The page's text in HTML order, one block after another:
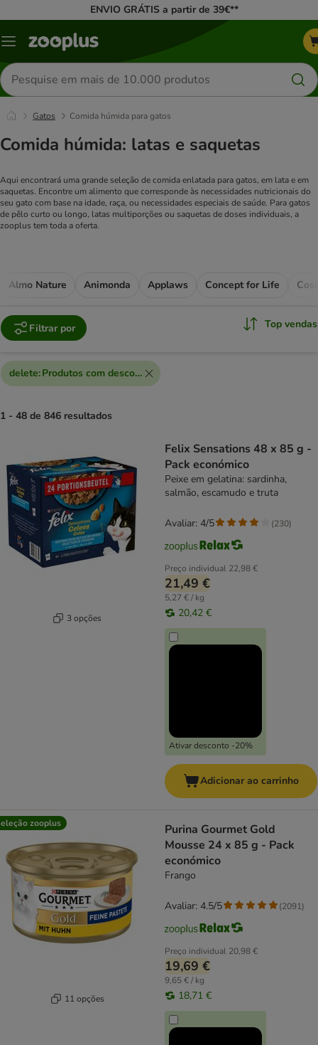
ENVIO GRÁTIS a partir de 39€**
Menu
Pesquisar
produtos
Gatos Comida húmida para gatos
Comida húmida: latas e saquetas
Aqui encontrará uma grande seleção de comida enlatada para gatos, em lata e em
saquetas. Encontre um alimento que corresponde às necessidades nutricionais do
seu gato com base na idade, raça, ou necessidades especiais de saúde. Para gatos
de pêlo curto ou longo, latas multiporções ou saquetas de doses individuais, a
zooplus tem toda a oferta.
Almo Nature Animonda Applaws Concept for Life
Filtrar por Top vendas
delete:Produtos com desconto extra
1 - 48 de 846 resultados
3 opções
Felix Sensations 48 x 85 g -
Pack económico
Peixe em gelatina: sardinha,
salmão, escamudo e truta
Preço individual 22,98 €
21,49 €
5,27 € / kg
20,42 €
Ativar desconto -20%
Avaliar: 4/5 (230)
Adicionar ao carrinho
zooplus
11 opções
Purina Gourmet Gold
Mousse 24 x 85 g - Pack
económico
Frango
Preço individual 20,98 €
19,69 €
9,65 € / kg
18,71 €
Avaliar: 4.5/5 (2091)